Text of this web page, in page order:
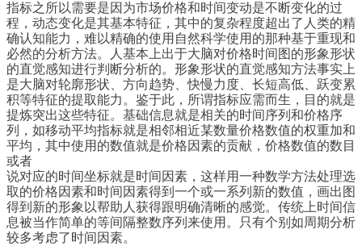
指标之所以需要是因为市场价格和时间变动是不断变化的过
程，动态变化是其基本特征，其中的复杂程度超出了人类的精
确认知能力，难以精确的使用自然科学使用的那种基于重现和
必然的分析方法。人基本上出于大脑对价格时间图的形象形状
的直觉感知进行判断分析的。形象形状的直觉感知方法事实上
是大脑对轮廓形状、方向趋势、快慢力度、长短高低、跃变累
积等特征的提取能力。鉴于此，所谓指标应需而生，目的就是
提炼突出这些特征。基础信息就是相关的时间序列和价格序
列，如移动平均指标就是相邻相近某数量价格数值的权重加和
平均，其中使用的数值就是价格因素的贡献，价格数值的数目
或者
说对应的时间坐标就是时间因素，这样用一种数学方法处理选
取的价格因素和时间因素得到一个或一系列新的数值，画出图
得到新的形象以帮助人获得跟明确清晰的感觉。传统上时间信
息被当作简单的等间隔整数序列来使用。只有个别如周期分析
较多考虑了时间因素。